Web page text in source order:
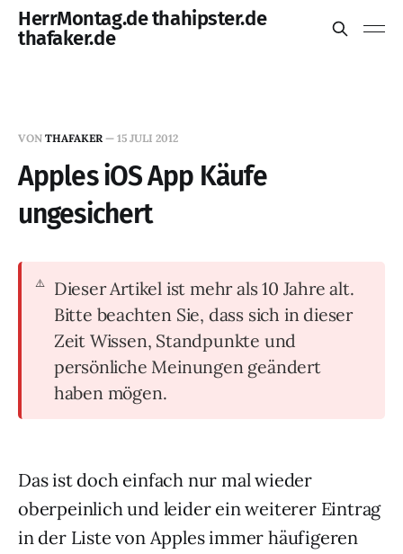
HerrMontag.de thahipster.de
thafaker.de
VON THAFAKER — 15 JULI 2012
Apples iOS App Käufe
ungesichert
Dieser Artikel ist mehr als 10 Jahre alt.
Bitte beachten Sie, dass sich in dieser
Zeit Wissen, Standpunkte und
persönliche Meinungen geändert
haben mögen.
Das ist doch einfach nur mal wieder
oberpeinlich und leider ein weiterer Eintrag
in der Liste von Apples immer häufigeren